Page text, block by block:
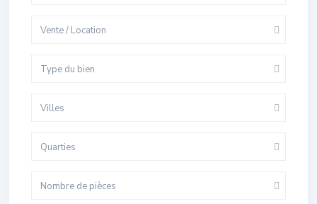
Vente / Location
Type du bien
Villes
Quarties
Nombre de pièces